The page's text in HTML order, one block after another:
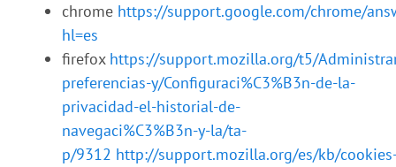
chrome https://support.google.com/chrome/
hl=es
firefox https://support.mozilla.org/t5/
preferencias-y/Configuraci%C3%B3n-de-la-
privacidad-el-historial-de-
navegaci%C3%B3n-y-la/ta-
p/9312 http://support.mozilla.org/es/kb/